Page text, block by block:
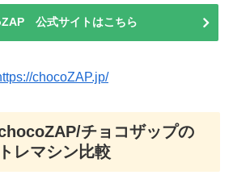
公式サイトはこちら
chocoZAP.jp/
チョコザップの
レマシン比較